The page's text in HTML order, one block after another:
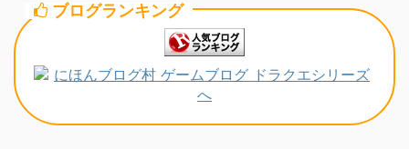
ブログランキング